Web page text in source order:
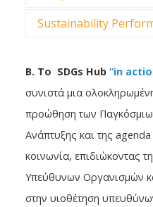
Sustainability
Β. Το SDGs Hub “in
συνιστά μια
προώθηση των
Ανάπτυξης και της
κοινωνία, επιδιώκοντας
Υπεύθυνων Οργανισμών
στην υιοθέτηση